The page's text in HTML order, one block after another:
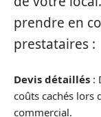
prendre en
prestataires :
Devis détaillés :
coûts cachés lors
commercial.